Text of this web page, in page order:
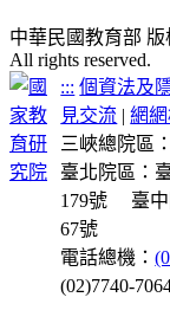
中華民國教育部 版
All rights reserved.
::: 個資法及
見交流 |網
三峽總院區
臺北院區：
179號
臺
67號
電話總機：
(02)7740-